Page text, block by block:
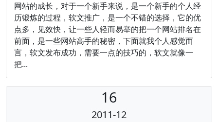
网站的成长，对于一个新手来说，是一个新手的个人经
历锻炼的过程，软文推广，是一个不错的选择，它的优
点多，见效快，让一些人轻而易举的把一个网站排名在
前面，是一些网站高手的秘密，下面就我个人感觉而
言，软文发布成功，需要一点的技巧的，软文就像一
把...
16
2011-12